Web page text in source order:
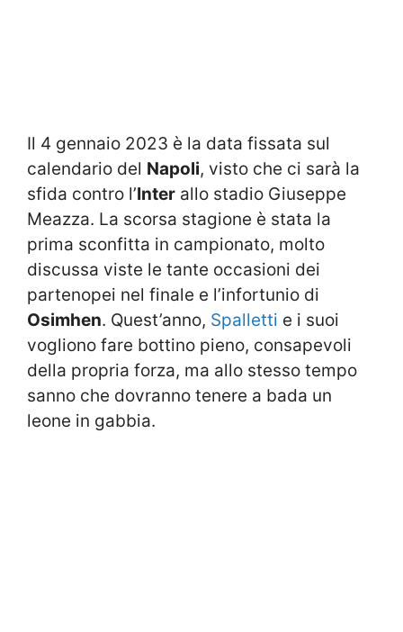
Il 4 gennaio 2023 è la data fissata sul
calendario del Napoli, visto che ci sarà la
sfida contro l’Inter allo stadio Giuseppe
Meazza. La scorsa stagione è stata la
prima sconfitta in campionato, molto
discussa viste le tante occasioni dei
partenopei nel finale e l’infortunio di
Osimhen. Quest’anno, Spalletti e i suoi
vogliono fare bottino pieno, consapevoli
della propria forza, ma allo stesso tempo
sanno che dovranno tenere a bada un
leone in gabbia.